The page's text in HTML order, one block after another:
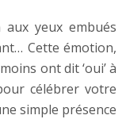
aux yeux embués
Cette émotion,
ont dit ‘oui’ à
célébrer votre
simple présence